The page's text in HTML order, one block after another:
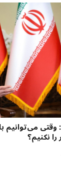
وقتی می‌توانیم
را نکنیم؟